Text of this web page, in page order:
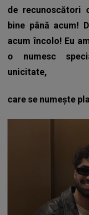
de recunoscători
bine până acum!
acum încolo! Eu
o numesc
unicitate,
care se numește